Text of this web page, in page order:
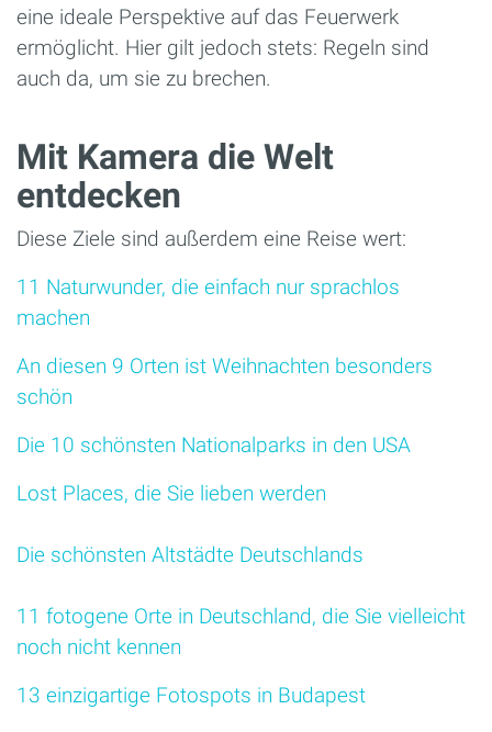
eine ideale Perspektive auf das Feuerwerk
ermöglicht. Hier gilt jedoch stets: Regeln sind
auch da, um sie zu brechen.
Mit Kamera die Welt
entdecken
Diese Ziele sind außerdem eine Reise wert:
11 Naturwunder, die einfach nur sprachlos
machen
An diesen 9 Orten ist Weihnachten besonders
schön
Die 10 schönsten Nationalparks in den USA
Lost Places, die Sie lieben werden
Die schönsten Altstädte Deutschlands
11 fotogene Orte in Deutschland, die Sie vielleicht
noch nicht kennen
13 einzigartige Fotospots in Budapest